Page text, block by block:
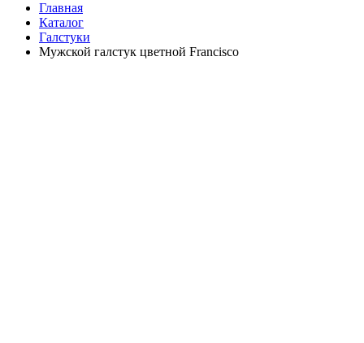
Главная
Каталог
Галстуки
Мужской галстук цветной Francisco